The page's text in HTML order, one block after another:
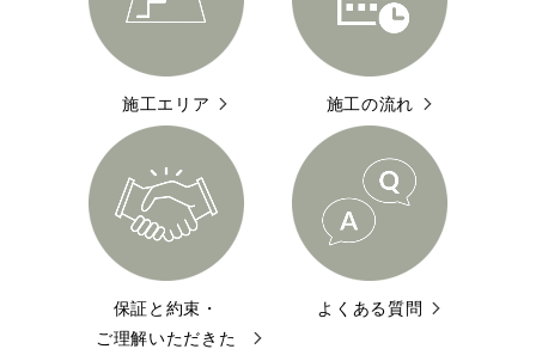
施工エリア 施工の流れ
保証と約束・
ご理解いただきた
よくある質問